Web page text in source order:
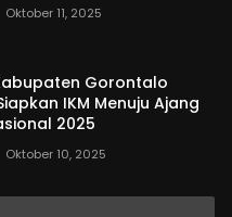
Oktober 11, 2025
Gorontalo
IKM Menuju Ajang
2025
Oktober 10, 2025